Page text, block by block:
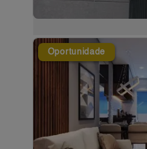
Oportunidade